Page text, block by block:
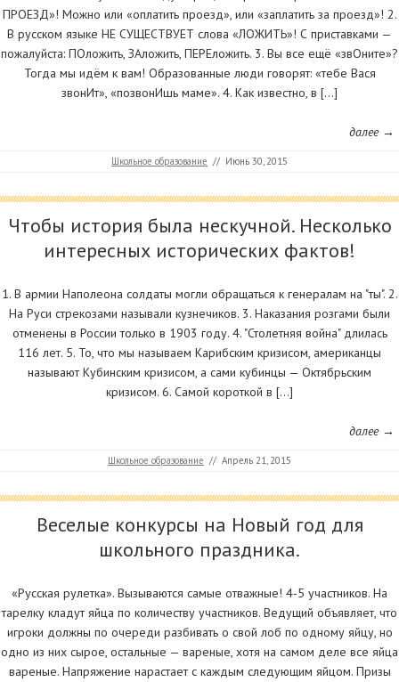
ПРОЕЗД»! Можно или «оплатить проезд», или «заплатить за проезд»! 2.
В русском языке НЕ СУЩЕСТВУЕТ слова «ЛОЖИТЬ»! С приставками —
пожалуйста: ПОложить, ЗАложить, ПЕРЕложить. 3. Вы все ещё «звОните»?
Тогда мы идём к вам! Образованные люди говорят: «тебе Вася
звонИт», «позвонИшь маме». 4. Как известно, в […]
далее →
Школьное образование // Июнь 30, 2015
Чтобы история была нескучной. Несколько
интересных исторических фактов!
1. В армии Наполеона солдаты могли обращаться к генералам на "ты". 2.
На Руси стрекозами называли кузнечиков. 3. Наказания розгами были
отменены в России только в 1903 году. 4. "Столетняя война" длилась
116 лет. 5. То, что мы называем Карибским кризисом, американцы
называют Кубинским кризисом, а сами кубинцы — Октябрьским
кризисом. 6. Самой короткой в […]
далее →
Школьное образование // Апрель 21, 2015
Веселые конкурсы на Новый год для
школьного праздника.
«Русская рулетка». Вызываются самые отважные! 4-5 участников. На
тарелку кладут яйца по количеству участников. Ведущий объявляет, что
игроки должны по очереди разбивать о свой лоб по одному яйцу, но
одно из них сырое, остальные — вареные, хотя на самом деле все яйца
вареные. Напряжение нарастает с каждым следующим яйцом. Призы